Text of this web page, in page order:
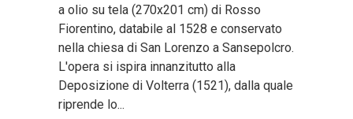
a olio su tela (270x201 cm) di Rosso
Fiorentino, databile al 1528 e conservato
nella chiesa di San Lorenzo a Sansepolcro.
L'opera si ispira innanzitutto alla
Deposizione di Volterra (1521), dalla quale
riprende lo...